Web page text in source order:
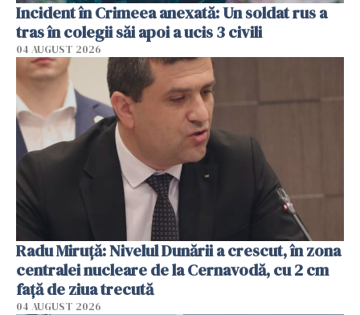
Incident în Crimeea anexată: Un soldat rus a
tras în colegii săi apoi a ucis 3 civili
04 AUGUST 2026
Radu Miruţă: Nivelul Dunării a crescut, în zona
centralei nucleare de la Cernavodă, cu 2 cm
faţă de ziua trecută
04 AUGUST 2026